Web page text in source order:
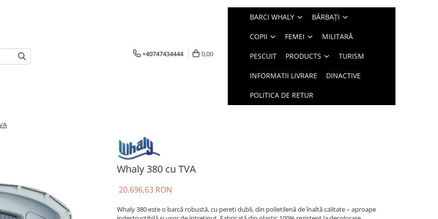
+40747434444 0,00
BARCI WHALY BĂRBAȚI
COPII FEMEI MILITARĂ
PESCUIT PRODUCTS TURISM
INFORMATII LIVRARE DINACTIVE
POLITICA DE RETUR
Whaly 380 cu TVA
20.696,63 RON
Whaly 380 este o barcă robustă, cu pereți dubli, din polietilenă de înaltă calitate – aproape